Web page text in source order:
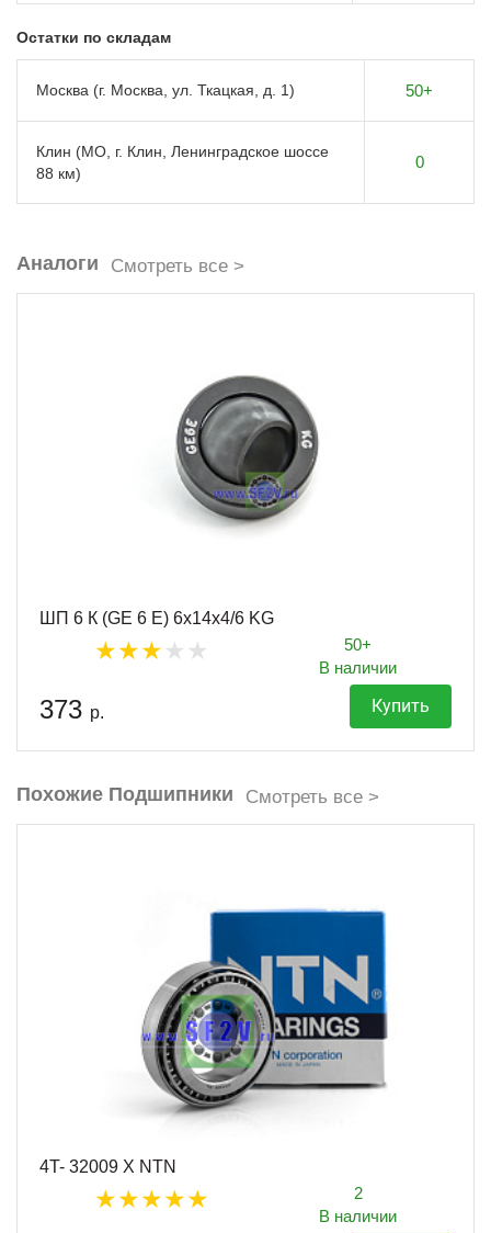
Остатки по складам
Москва (г. Москва, ул. Ткацкая, д. 1) 50+
Клин (МО, г. Клин, Ленинградское шоссе
88 км)
0
Аналоги Смотреть все >
ШП 6 К (GE 6 E) 6х14х4/6 KG
50+
В наличии
373 р. Купить
Похожие Подшипники Смотреть все >
4T- 32009 X NTN
2
В наличии